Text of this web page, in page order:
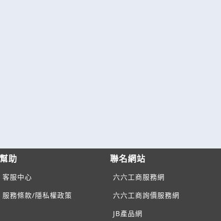
幫助
客服中心
服務條款/隱私權政策
聯名網站
六六工商服務網
六六工商詢價服務網
JB產品網